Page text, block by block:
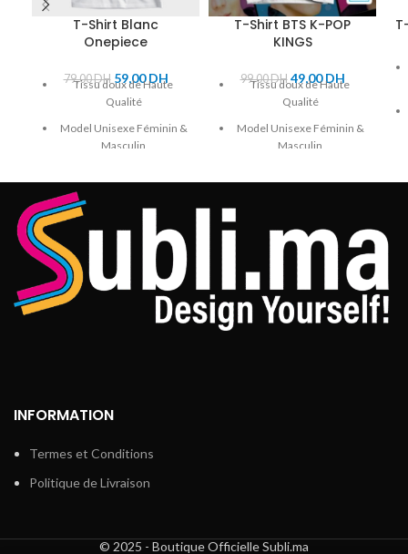
T-Shirt Blanc
Onepiece
79,00DH 59,00DH
Tissu doux de Haute
Qualité
Model Unisexe Féminin &
Masculin
Coupe model Unisexe très
impression direct sur les
fibres du tissu
Résistant au lavage
jusqu’à 60 dégrée
T-Shirt BTS K-POP
KINGS
99,00DH 49,00DH
Tissu doux de Haute
Qualité
Model Unisexe Féminin &
Masculin
impression direct sur les
fibres du tissu
Résistant au lavage
jusqu’à 60 dégrée
INFORMATION
Termes et Conditions
Politique de Livraison
© 2025 - Boutique Officielle Subli.ma